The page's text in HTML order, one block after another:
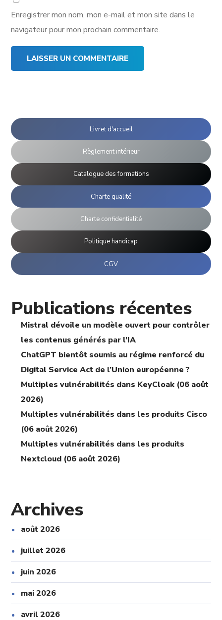
Enregistrer mon nom, mon e-mail et mon site dans le
navigateur pour mon prochain commentaire.
Livret d'accueil
Règlement intérieur
Catalogue des formations
Charte qualité
Charte confidentialité
Politique handicap
CGV
Publications récentes
Mistral dévoile un modèle ouvert pour contrôler
les contenus générés par l’IA
ChatGPT bientôt soumis au régime renforcé du
Digital Service Act de l’Union européenne ?
Multiples vulnérabilités dans KeyCloak (06 août
2026)
Multiples vulnérabilités dans les produits Cisco
(06 août 2026)
Multiples vulnérabilités dans les produits
Nextcloud (06 août 2026)
Archives
août 2026
juillet 2026
juin 2026
mai 2026
avril 2026